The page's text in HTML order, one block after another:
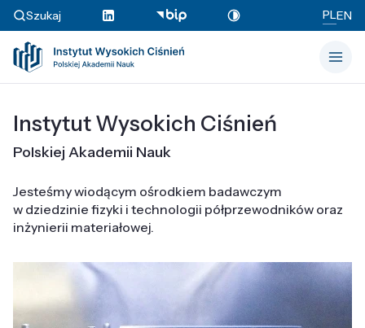
Szukaj PLEN
Instytut Wysokich Ciśnień
Polskiej Akademii Nauk
Jesteśmy wiodącym ośrodkiem badawczym
w dziedzinie fizyki i technologii półprzewodników oraz
inżynierii materiałowej.